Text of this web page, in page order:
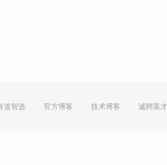
道智选 官方博客 技术博客 诚聘英才